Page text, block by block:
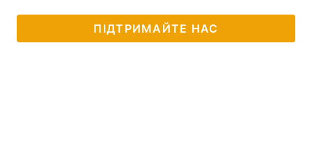
ПІДТРИМАЙТЕ НАС